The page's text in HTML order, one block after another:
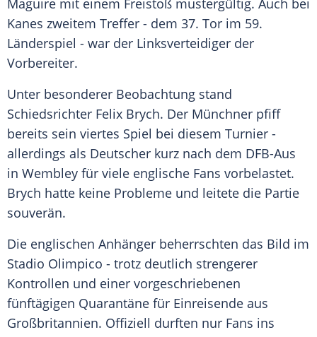
Maguire mit einem Freistoß mustergültig. Auch bei
Kanes zweitem Treffer - dem 37. Tor im 59.
Länderspiel - war der Linksverteidiger der
Vorbereiter.
Unter besonderer Beobachtung stand
Schiedsrichter Felix Brych. Der Münchner pfiff
bereits sein viertes Spiel bei diesem Turnier -
allerdings als Deutscher kurz nach dem DFB-Aus
in Wembley für viele englische Fans vorbelastet.
Brych hatte keine Probleme und leitete die Partie
souverän.
Die englischen Anhänger beherrschten das Bild im
Stadio Olimpico - trotz deutlich strengerer
Kontrollen und einer vorgeschriebenen
fünftägigen Quarantäne für Einreisende aus
Großbritannien. Offiziell durften nur Fans ins